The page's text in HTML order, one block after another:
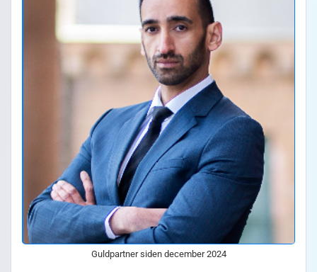
Guldpartner siden december 2024